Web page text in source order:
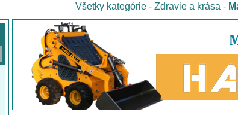
Všetky kategórie- Zdravie a krása -